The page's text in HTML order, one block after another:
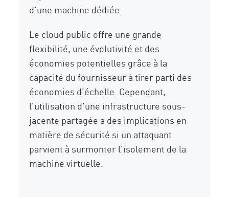
d'une machine dédiée.
Le cloud public offre une grande
flexibilité, une évolutivité et des
économies potentielles grâce à la
capacité du fournisseur à tirer parti des
économies d’échelle. Cependant,
l'utilisation d'une infrastructure sous-
jacente partagée a des implications en
matière de sécurité si un attaquant
parvient à surmonter l'isolement de la
machine virtuelle.